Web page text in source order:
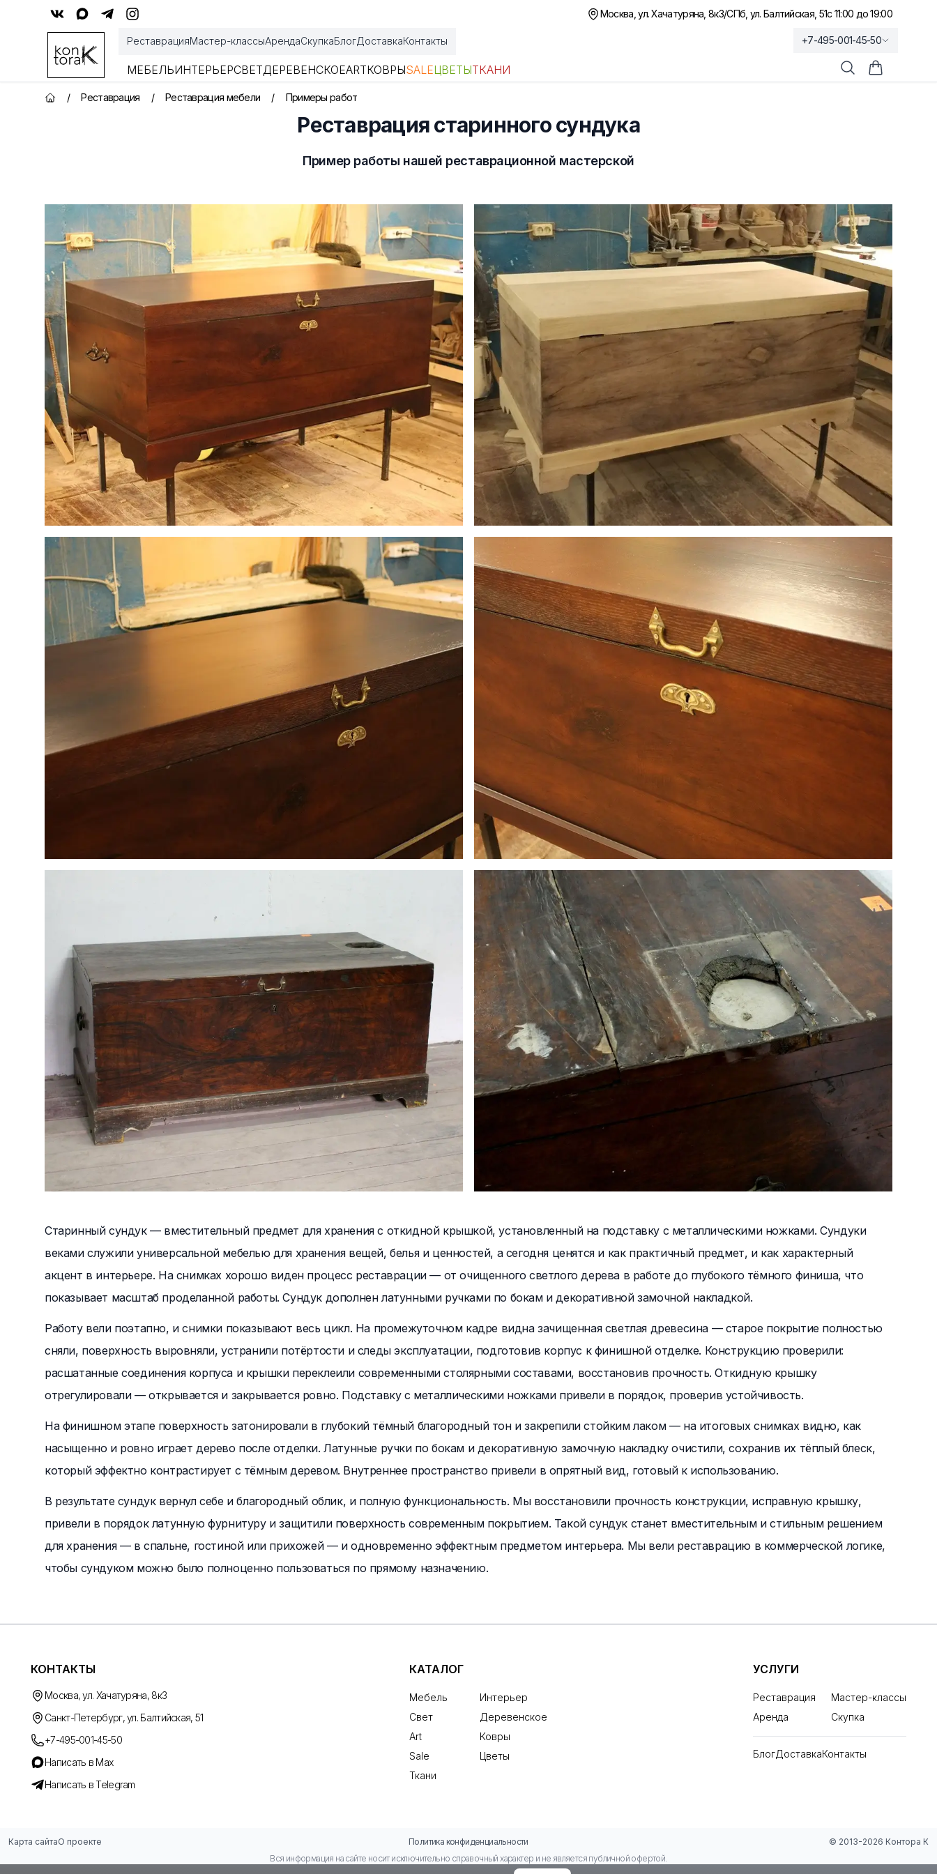
Москва, ул. Хачатуряна, 8к3/СПб, ул. Балтийская, 51с 11:00 до 19:00
РеставрацияМастер-классыАрендаСкупкаБлогДоставкаКонтакты
МЕБЕЛЬИНТЕРЬЕРСВЕТДЕРЕВЕНСКОЕARTКОВРЫSALEЦВЕТЫТКАНИ
+7-495-001-45-50
ПоискКорзина
Главная страница
/ Реставрация / Реставрация мебели / Примеры работ
Реставрация старинного сундука
Пример работы нашей реставрационной мастерской
Старинный сундук — вместительный предмет для хранения с откидной крышкой, установленный на подставку с металлическими ножками. Сундуки
веками служили универсальной мебелью для хранения вещей, белья и ценностей, а сегодня ценятся и как практичный предмет, и как характерный
акцент в интерьере. На снимках хорошо виден процесс реставрации — от очищенного светлого дерева в работе до глубокого тёмного финиша, что
показывает масштаб проделанной работы. Сундук дополнен латунными ручками по бокам и декоративной замочной накладкой.
Работу вели поэтапно, и снимки показывают весь цикл. На промежуточном кадре видна зачищенная светлая древесина — старое покрытие полностью
сняли, поверхность выровняли, устранили потёртости и следы эксплуатации, подготовив корпус к финишной отделке. Конструкцию проверили:
расшатанные соединения корпуса и крышки переклеили современными столярными составами, восстановив прочность. Откидную крышку
отрегулировали — открывается и закрывается ровно. Подставку с металлическими ножками привели в порядок, проверив устойчивость.
На финишном этапе поверхность затонировали в глубокий тёмный благородный тон и закрепили стойким лаком — на итоговых снимках видно, как
насыщенно и ровно играет дерево после отделки. Латунные ручки по бокам и декоративную замочную накладку очистили, сохранив их тёплый блеск,
который эффектно контрастирует с тёмным деревом. Внутреннее пространство привели в опрятный вид, готовый к использованию.
В результате сундук вернул себе и благородный облик, и полную функциональность. Мы восстановили прочность конструкции, исправную крышку,
привели в порядок латунную фурнитуру и защитили поверхность современным покрытием. Такой сундук станет вместительным и стильным решением
для хранения — в спальне, гостиной или прихожей — и одновременно эффектным предметом интерьера. Мы вели реставрацию в коммерческой логике,
чтобы сундуком можно было полноценно пользоваться по прямому назначению.
КОНТАКТЫ
Москва, ул. Хачатуряна, 8к3
Санкт-Петербург, ул. Балтийская, 51
+7-495-001-45-50
Написать в Max
Написать в Telegram
КАТАЛОГ
Мебель
Интерьер
Свет
Деревенское
Art
Ковры
Sale
Цветы
Ткани
УСЛУГИ
Реставрация
Мастер-классы
Аренда
Скупка
БлогДоставкаКонтакты
Карта сайтаО проекте Политика конфиденциальности
© 2013-2026 Контора К
Вся информация на сайте носит исключительно справочный характер и не является публичной офертой.